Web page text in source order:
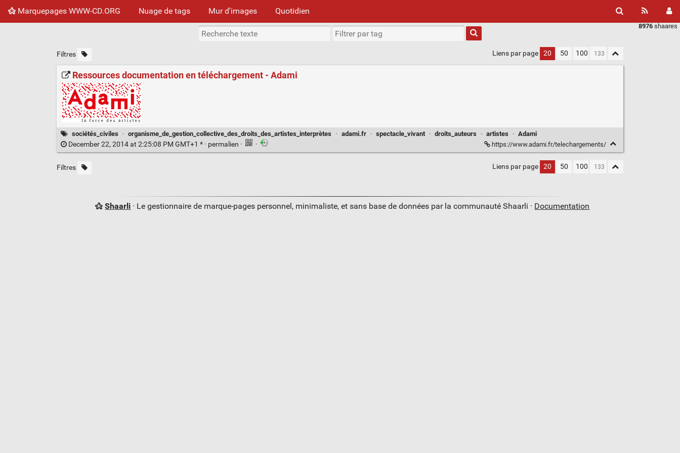
Marquepages WWW-CD.ORG Nuage de tags Mur d'images Quotidien
8976 shaares
Filtres Liens par page 20 50 100
Ressources documentation en téléchargement - Adami
sociétés_civiles · organisme_de_gestion_collective_des_droits_des_artistes_interprètes · adami.fr · spectacle_vivant · droits_auteurs · artistes · Adami
December 22, 2014 at 2:25:08 PM GMT+1 * · permalien · · https://www.adami.fr/telechargements/
Filtres Liens par page 20 50 100
Shaarli · Le gestionnaire de marque-pages personnel, minimaliste, et sans base de données par la communauté Shaarli · Documentation